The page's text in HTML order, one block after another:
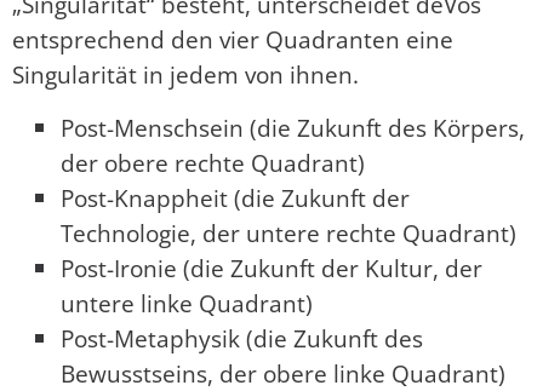
entsprechend den vier Quadranten eine
Singularität in jedem von ihnen.
Post-Menschsein (die Zukunft des Körpers,
der obere rechte Quadrant)
Post-Knappheit (die Zukunft der
Technologie, der untere rechte Quadrant)
Post-Ironie (die Zukunft der Kultur, der
untere linke Quadrant)
Post-Metaphysik (die Zukunft des
Bewusstseins, der obere linke Quadrant)